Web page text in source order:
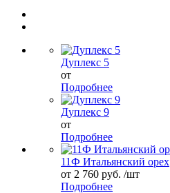
Дуплекс 5
от
Подробнее
Дуплекс 9
от
Подробнее
11Ф Итальянский орех
от 2 760 руб. /шт
Подробнее